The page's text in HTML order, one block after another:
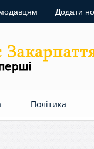
Додати
Політика